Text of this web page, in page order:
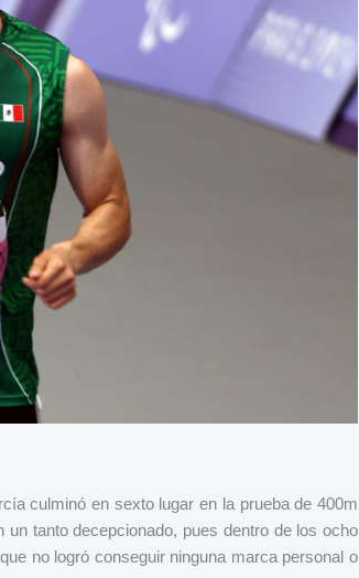
culminó en sexto lugar en la prueba de 400m
tanto decepcionado, pues dentro de los ocho
no logró conseguir ninguna marca personal o